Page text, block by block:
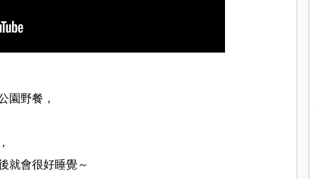
園野餐，
就會很好睡覺～